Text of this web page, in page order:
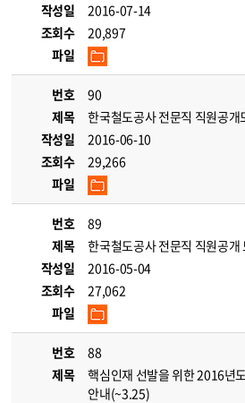
작성일
2016-07-14
조회수
20,897
파일
번호
90
제목
한국철도공사 전문직 직원공
작성일
2016-06-10
조회수
29,266
파일
번호
89
제목
한국철도공사 전문직 직원공
작성일
2016-05-04
조회수
27,062
파일
번호
88
제목
핵심인재 선발을 위한 2016년
안내(~3.25)